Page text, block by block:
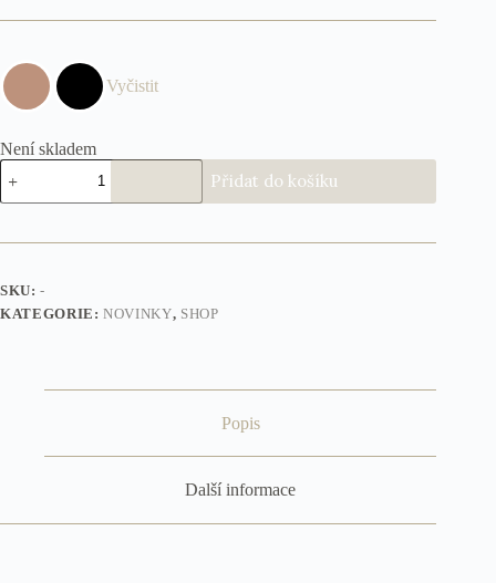
Vyčistit
Není skladem
Kabelka
Santorini
BIG
Přidat do košíku
SKU:-
KATEGORIE:NOVINKY, SHOP
Popis
Další informace